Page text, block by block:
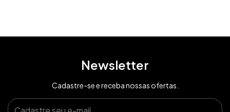
Newsletter
Cadastre-se e receba nossas ofertas.